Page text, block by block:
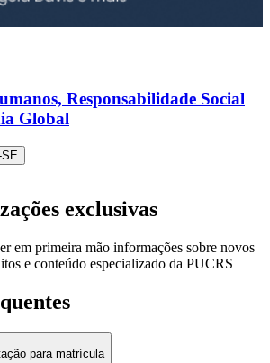
Responsabilidade Social
Global
SE
exclusivas
em primeira mão informações sobre novos
e conteúdo especializado da PUCRS
para matrícula